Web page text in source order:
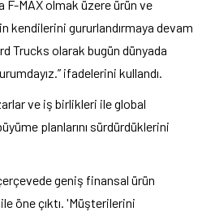
F-MAX olmak üzere ürün ve
kendilerini gururlandırmaya devam
Trucks olarak bugün dünyada
ifadelerini kullandı.
ve iş birlikleri ile global
planlarını sürdürdüklerini
geniş finansal ürün
öne çıktı. 'Müşterilerini